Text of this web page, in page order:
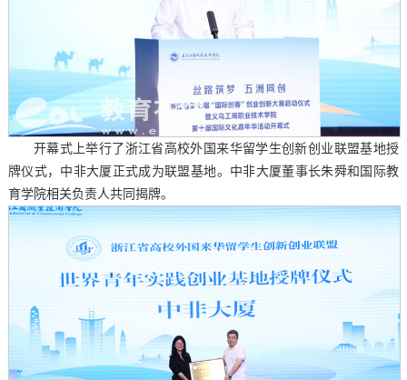
开幕式上举行了浙江省高校外国来华留学生创新创业联盟基地授
牌仪式，中非大厦正式成为联盟基地。中非大厦董事长朱舜和国际教
育学院相关负责人共同揭牌。